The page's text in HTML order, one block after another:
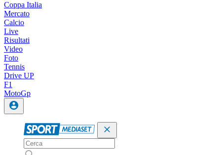
Coppa Italia
Mercato
Calcio
Live
Risultati
Video
Foto
Tennis
Drive UP
F1
MotoGp